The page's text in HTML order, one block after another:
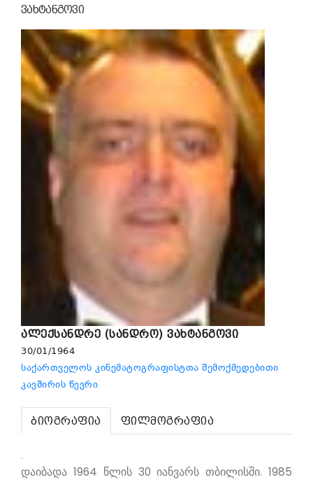
ვახტანგოვი
ალექსანდრე (სანდრო) ვახტანგოვი
30/01/1964
საქართველოს კინემატოგრაფისტთა შემოქმედებითი
კავშირის წევრი
ბიოგრაფია ფილმოგრაფია
.
დაიბადა 1964 წლის 30 იანვარს თბილისში. 1985